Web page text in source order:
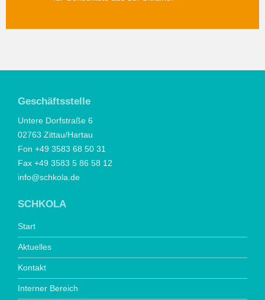
Geschäftsstelle
Untere Dorfstraße 6
02763 Zittau/Hartau
Fon +49 3583 68 50 31
Fax +49 3583 5 86 58 12
info@schkola.de
SCHKOLA
Start
Aktuelles
Kontakt
Interner Bereich